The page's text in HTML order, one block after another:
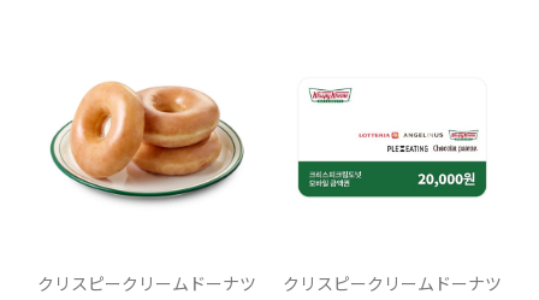
クリスピークリームドーナツ クリスピークリームドーナツ